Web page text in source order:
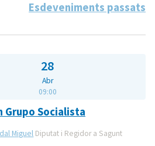
Esdeveniments passats
28
Abr
09:00
Grupo Socialista
Miguel Diputat i Regidor a Sagunt